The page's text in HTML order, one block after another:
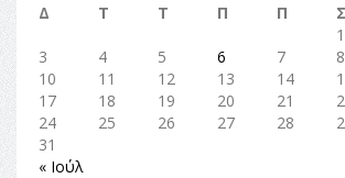
Δ
Τ Τ Π Π Σ
1
3
4 5 6 7 8
10
11 12 13 14
17
18 19 20 21
24
25 26 27 28
31
« Ιούλ